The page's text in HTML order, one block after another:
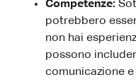
Competenze:
potrebbero
non hai
possono
comunicazione